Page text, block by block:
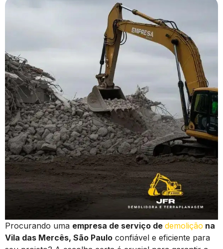
Procurando uma empresa de serviço de demolição na
Vila das Mercês, São Paulo confiável e eficiente para